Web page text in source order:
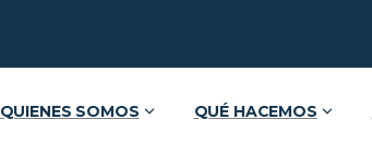
QUIENES SOMOS QUÉ HACEMOS